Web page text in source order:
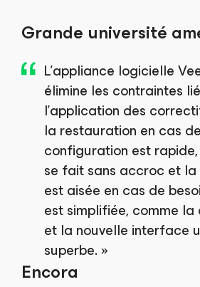
Grande université
L’appliance logicielle
élimine les contraintes
l’application des
la restauration en cas
configuration est
se fait sans accroc et
est aisée en cas de
est simplifiée, comme
et la nouvelle interface
superbe. »
Encora